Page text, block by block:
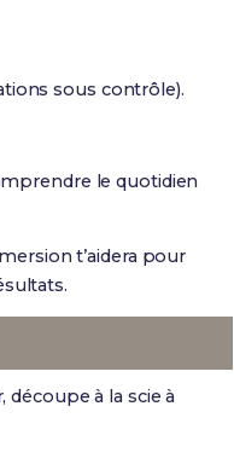
sous contrôle).
le quotidien
t’aidera pour
découpe à la scie à